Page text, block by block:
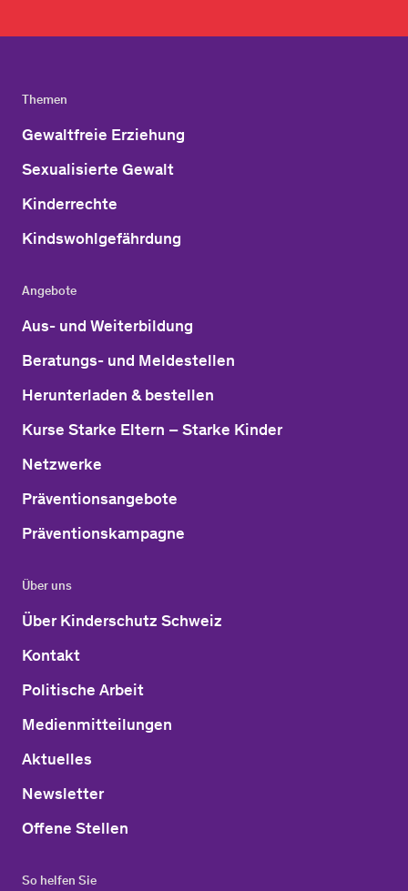
Themen
Gewaltfreie Erziehung
Sexualisierte Gewalt
Kinderrechte
Kindswohlgefährdung
Angebote
Aus- und Weiterbildung
Beratungs- und Meldestellen
Herunterladen & bestellen
Kurse Starke Eltern – Starke Kinder
Netzwerke
Präventionsangebote
Präventionskampagne
Über uns
Über Kinderschutz Schweiz
Kontakt
Politische Arbeit
Medienmitteilungen
Aktuelles
Newsletter
Offene Stellen
So helfen Sie